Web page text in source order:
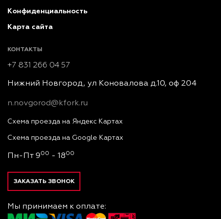
Конфиденциальность
Карта сайта
КОНТАКТЫ
+7 831 266 04 57
Нижний Новгород, ул Коновалова д.10, оф 204
n.novgorod@kfork.ru
Схема проезда на Яндекс Картах
Схема проезда на Google Картах
Пн-Пт 900 - 1800
ЗАКАЗАТЬ ЗВОНОК
Мы принимаем к оплате: